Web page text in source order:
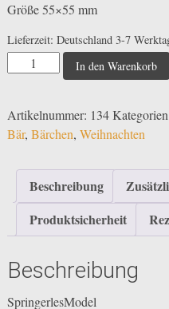
Größe 55×55 mm
Lieferzeit: Deutschland 3-7
Bärchen
In den Warenkorb
Artikelnummer: 134
Bär, Bärchen, Weihnachten
Beschreibung
Produktsicherheit
Beschreibung
SpringerlesModel